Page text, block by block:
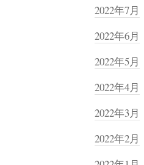
2022年7月
2022年6月
2022年5月
2022年4月
2022年3月
2022年2月